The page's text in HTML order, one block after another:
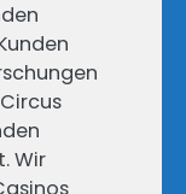
Wir